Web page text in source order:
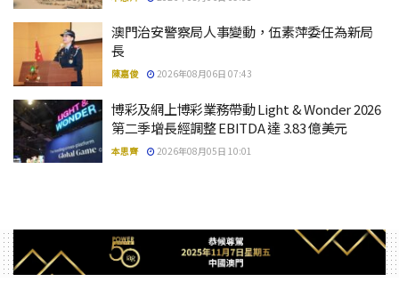
澳門治安警察局人事變動，伍素萍委任為新局
長
陳嘉俊 2026年08月06日 07:43
博彩及網上博彩業務帶動 Light & Wonder 2026
第二季增長經調整 EBITDA 達 3.83 億美元
本思齊 2026年08月05日 10:01